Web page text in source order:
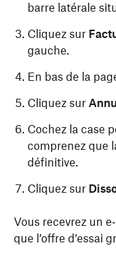
barre latérale
Cliquez sur
gauche.
En bas de la
Cliquez sur
Cochez la case
comprenez que
définitive.
Cliquez sur
Vous recevrez un
que l’offre d’essai